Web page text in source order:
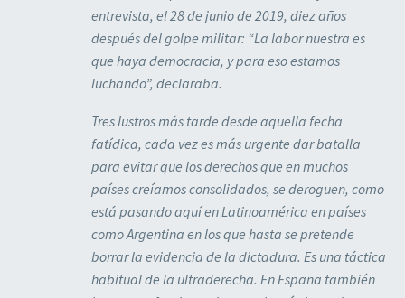
entrevista, el 28 de junio de 2019, diez años
después del golpe militar: “La labor nuestra es
que haya democracia, y para eso estamos
luchando”, declaraba.
Tres lustros más tarde desde aquella fecha
fatídica, cada vez es más urgente dar batalla
para evitar que los derechos que en muchos
países creíamos consolidados, se deroguen, como
está pasando aquí en Latinoamérica en países
como Argentina en los que hasta se pretende
borrar la evidencia de la dictadura. Es una táctica
habitual de la ultraderecha. En España también